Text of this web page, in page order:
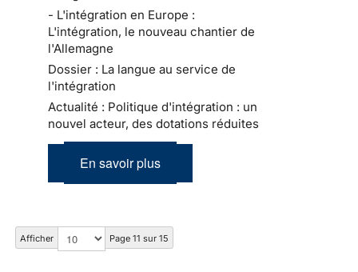
- L'intégration en Europe :
L'intégration, le nouveau chantier de
l'Allemagne
Dossier : La langue au service de
l'intégration
Actualité : Politique d'intégration : un
nouvel acteur, des dotations réduites
En savoir plus
Afficher Page 11 sur 15